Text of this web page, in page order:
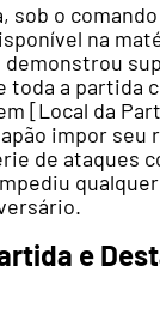
sob o
na
toda a partida
[Local da
impor seu
de ataques
e